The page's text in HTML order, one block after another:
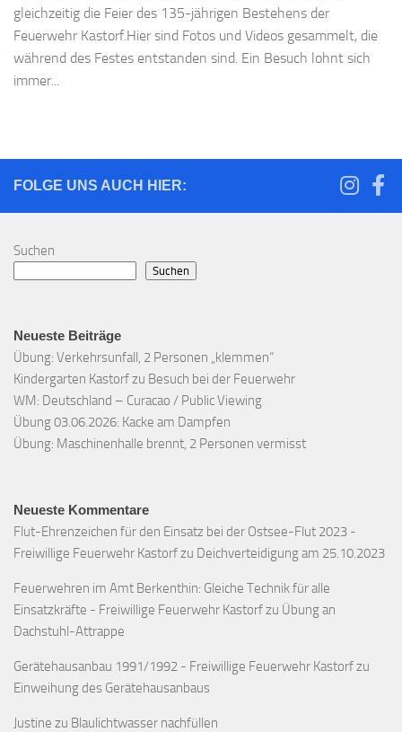
gleichzeitig die Feier des 135-jährigen Bestehens der
Feuerwehr Kastorf.Hier sind Fotos und Videos gesammelt, die
während des Festes entstanden sind. Ein Besuch lohnt sich
immer...
FOLGE UNS AUCH HIER:
Suchen
Suchen
Neueste Beiträge
Übung: Verkehrsunfall, 2 Personen „klemmen“
Kindergarten Kastorf zu Besuch bei der Feuerwehr
WM: Deutschland – Curacao / Public Viewing
Übung 03.06.2026: Kacke am Dampfen
Übung: Maschinenhalle brennt, 2 Personen vermisst
Neueste Kommentare
Flut-Ehrenzeichen für den Einsatz bei der Ostsee-Flut 2023 -
Freiwillige Feuerwehr Kastorfzu Deichverteidigung am 25.10.2023
Feuerwehren im Amt Berkenthin: Gleiche Technik für alle
Einsatzkräfte - Freiwillige Feuerwehr Kastorfzu Übung an
Dachstuhl-Attrappe
Gerätehausanbau 1991/1992 - Freiwillige Feuerwehr Kastorfzu
Einweihung des Gerätehausanbaus
Justine zu Blaulichtwasser nachfüllen